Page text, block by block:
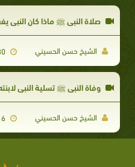
صلاة النبي ﷺ ماذا كان النبي
الشيخ حسن الحسيني 2021-01-30
وفاة النبي ﷺ تسلية النبي
الشيخ حسن الحسيني 2021-01-16